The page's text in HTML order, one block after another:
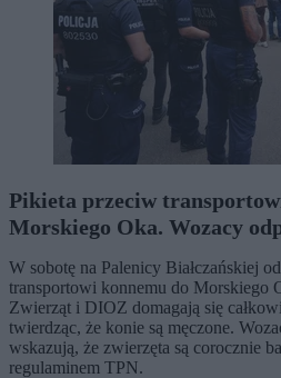
Pikieta przeciw
Morskiego Oka. Wozacy
W sobotę na Palenicy Białczańskiej
transportowi konnemu do Morskiego
Zwierząt i DIOZ domagają się
twierdząc, że konie są męczone.
wskazują, że zwierzęta są corocznie
regulaminem TPN.